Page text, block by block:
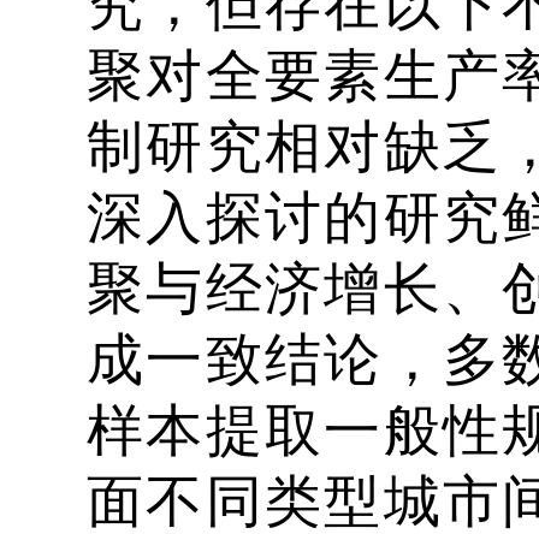
聚对全要素生产
制研究相对缺乏
深入探讨的研究
聚与经济增长、
成一致结论，多
样本提取一般性
面不同类型城市